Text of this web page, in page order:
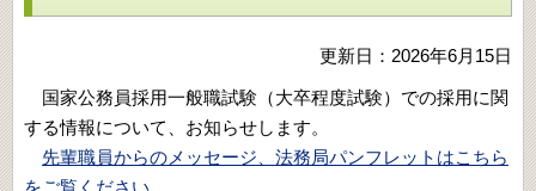
更新日：2026年6月15日
国家公務員採用一般職試験（大卒程度試験）での採用に関
する情報について、お知らせします。
先輩職員からのメッセージ、法務局パンフレットはこちら
をご覧ください。